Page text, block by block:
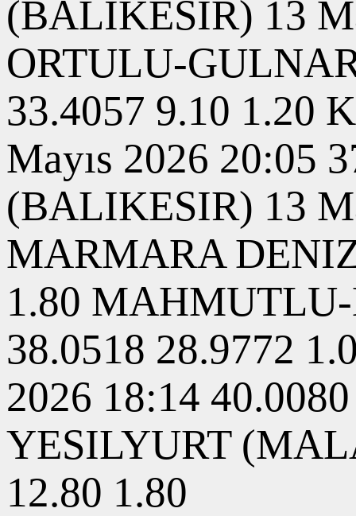
(BALIKESIR) 13
ORTULU-
33.4057 9.10 1.20
Mayıs 2026 20:05
(BALIKESIR) 13
MARMARA
1.80
38.0518 28.9772
2026 18:14
YESILYURT
12.80 1.80